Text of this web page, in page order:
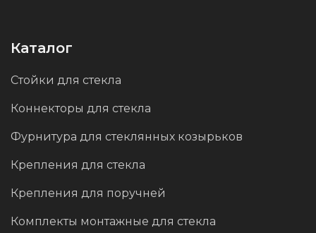
порошковой окраски в черный цвет. Это не
современный вид, но и улучшает её
устойчивость к механическим
долговечно, устойчиво к царапинам и не
теряет цвет со временем, что делает
Каталог
Стойки для стекла
Коннекторы для стекла
Фурнитура для стеклянных козырьков
Крепления для стекла
Крепления для поручней
Комплекты монтажные для стекла